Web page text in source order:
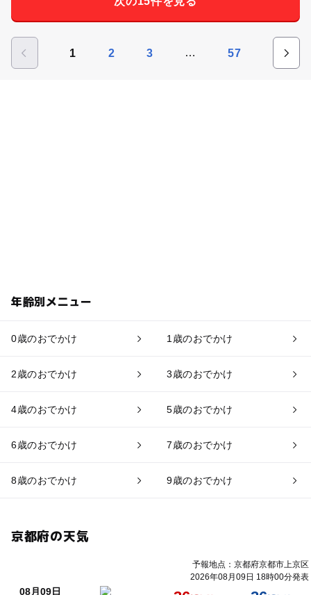
1 2 3 … 57
年齢別メニュー
0歳のおでかけ 1歳のおでかけ
2歳のおでかけ 3歳のおでかけ
4歳のおでかけ 5歳のおでかけ
6歳のおでかけ 7歳のおでかけ
8歳のおでかけ 9歳のおでかけ
京都府の天気
予報地点：京都府京都市上京区
2026年08月09日 18時00分発表
08月09日